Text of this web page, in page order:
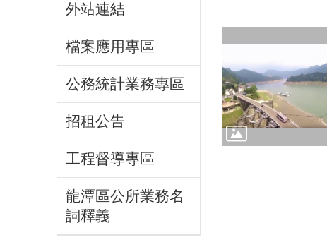
外站連結
檔案應用專區
公務統計業務專區
招租公告
工程督導專區
龍潭區公所業務名
詞釋義